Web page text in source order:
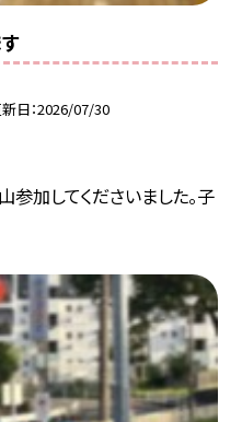
日 2026/07/30
加してくださいました。子